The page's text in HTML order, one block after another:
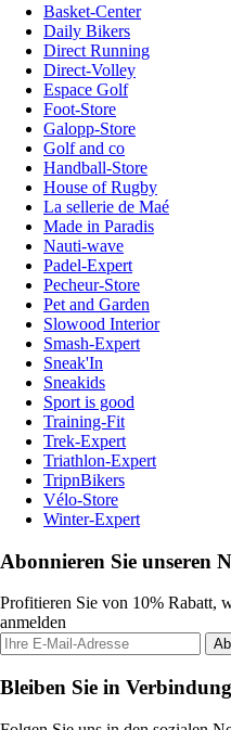
Basket-Center
Daily Bikers
Direct Running
Direct-Volley
Espace Golf
Foot-Store
Galopp-Store
Golf and co
Handball-Store
House of Rugby
La sellerie de Maé
Made in Paradis
Nauti-wave
Padel-Expert
Pecheur-Store
Pet and Garden
Slowood Interior
Smash-Expert
Sneak'In
Sneakids
Sport is good
Training-Fit
Trek-Expert
Triathlon-Expert
TripnBikers
Vélo-Store
Winter-Expert
Abonnieren Sie unseren
Profitieren Sie von 10% Rabatt,
anmelden
Bleiben Sie in Verbindung